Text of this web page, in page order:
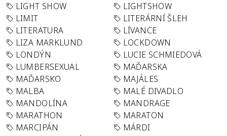
LIGHT SHOW
LIGHTSHOW
LIMIT
LITERÁRNÍ ŠLEH
LITERATURA
LÍVANCE
LIZA MARKLUND
LOCKDOWN
LONDÝN
LUCIE SCHMIEDOVÁ
LUMBERSEXUAL
MAĎARSKA
MAĎARSKO
MAJÁLES
MALBA
MALÉ DIVADLO
MANDOLÍNA
MANDRAGE
MARATHON
MARATON
MARCIPÁN
MÁRDI